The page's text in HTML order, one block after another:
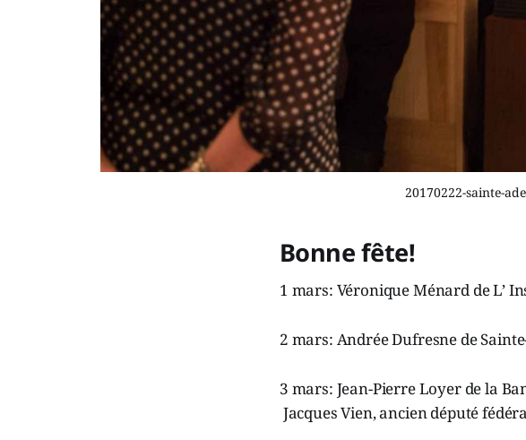
20170222-sainte-
Bonne fête!
1 mars: Véronique Ménard de L’
2 mars: Andrée Dufresne de
3 mars: Jean-Pierre Loyer de la
Jacques Vien, ancien député